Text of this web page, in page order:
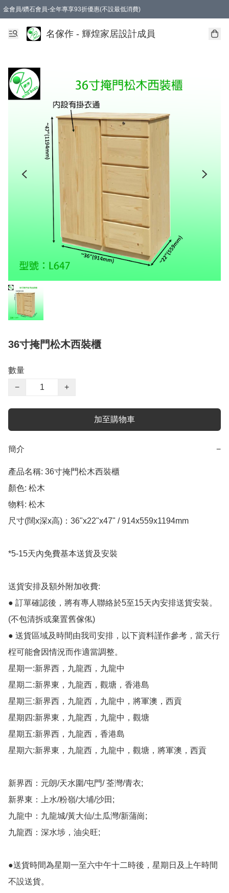
金會員/鑽石會員-全年專享93折優惠(不設最低消費)
名傢作 - 輝煌家居設計成員
36寸掩門松木西裝櫃
數量
−
+
加至購物車
簡介 −
產品名稱: 36寸掩門松木西裝櫃
顏色: 松木
物料: 松木
尺寸(闊x深x高)：36"x22"x47" / 914x559x1194mm
*5-15天內免費基本送貨及安裝
送貨安排及額外附加收費:
● 訂單確認後，將有專人聯絡於5至15天內安排送貨安裝。
(不包清拆或棄置舊傢俬)
● 送貨區域及時間由我司安排，以下資料謹作參考，當天行
桯可能會因情況而作適當調整。
星期一:新界西，九龍西，九龍中
星期二:新界東，九龍西，觀塘，香港島
星期三:新界西，九龍西，九龍中，將軍澳，西貢
星期四:新界東，九龍西，九龍中，觀塘
星期五:新界西，九龍西，香港島
星期六:新界東，九龍西，九龍中，觀塘，將軍澳，西貢
新界西：元朗/天水圍/屯門/ 荃灣/青衣;
新界東：上水/粉嶺/大埔/沙田;
九龍中：九龍城/黃大仙/土瓜灣/新蒲崗;
九龍西：深水埗，油尖旺;
●送貨時間為星期一至六中午十二時後，星期日及上午時間
不設送貨。